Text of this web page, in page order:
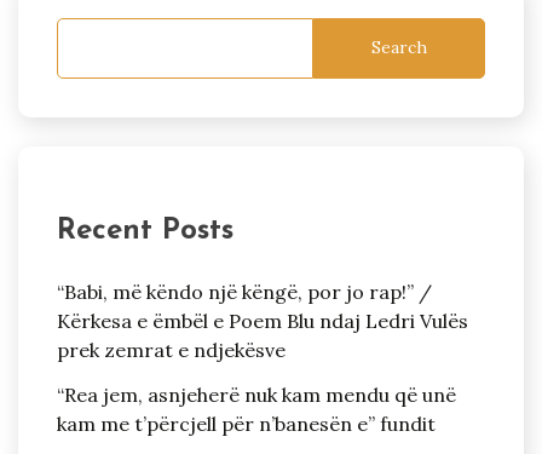
Search
Recent Posts
“Babi, më këndo një këngë, por jo rap!” /
Kërkesa e ëmbël e Poem Blu ndaj Ledri Vulës
prek zemrat e ndjekësve
“Rea jem, asnjeherë nuk kam mendu që unë
kam me t’përcjell për n’banesën e” fundit